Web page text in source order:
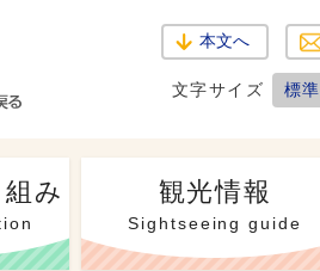
本文へ
文字サイズ 標準
み 観光情報
Sightseeing guide